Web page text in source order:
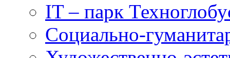
IT – парк
Социально-